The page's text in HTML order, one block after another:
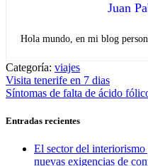
Juan
Hola mundo, en mi blog
Categoría: viajes
Navegación
de
entradas
Entrada
anterior:
Visita tenerife en 7 dias
Entrada
Síntomas de falta de ácido
Entradas recientes
El sector del interiorismo
nuevas exigencias de